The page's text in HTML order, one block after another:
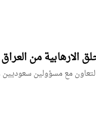
الارهابية من العراق
مع مسؤولين